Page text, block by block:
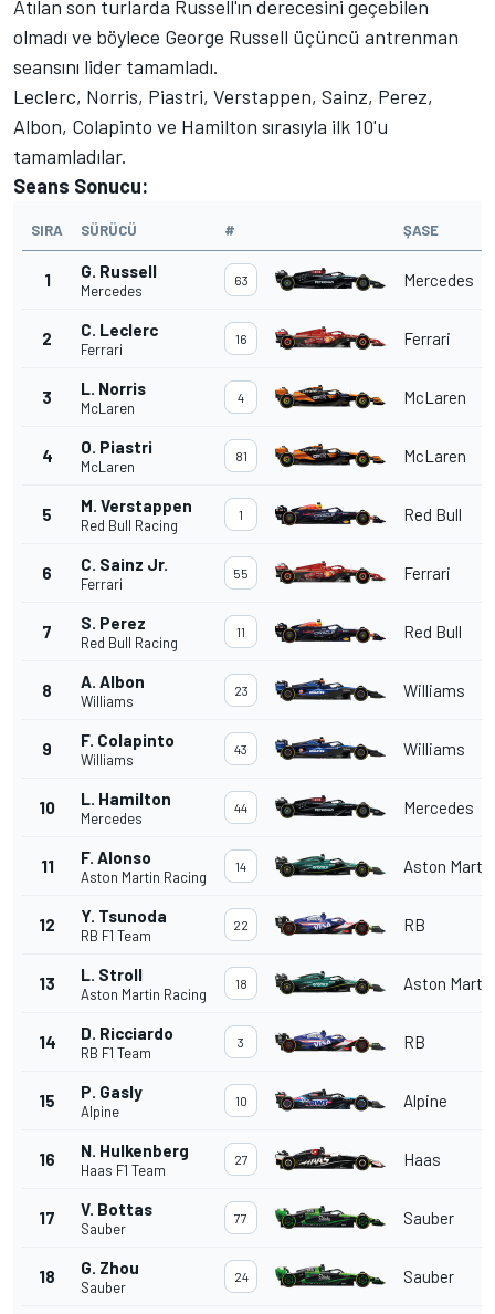
Atılan son turlarda Russell'ın derecesini geçebilen
olmadı ve böylece George Russell üçüncü antrenman
seansını lider tamamladı.
Leclerc, Norris, Piastri, Verstappen, Sainz, Perez,
Albon, Colapinto ve Hamilton sırasıyla ilk 10'u
tamamladılar.
Seans Sonucu:
SIRA SÜRÜCÜ # ŞASE
1 G. Russell
Mercedes
63 Mercedes
2 C. Leclerc
Ferrari
16 Ferrari
3 L. Norris
McLaren
4 McLaren
4 O. Piastri
McLaren
81 McLaren
5 M. Verstappen
Red Bull Racing
1 Red Bull
6 C. Sainz Jr.
Ferrari
55 Ferrari
7 S. Perez
Red Bull Racing
11 Red Bull
8 A. Albon
Williams
23 Williams
9 F. Colapinto
Williams
43 Williams
10 L. Hamilton
Mercedes
44 Mercedes
11 F. Alonso
Aston Martin Racing
14 Aston Martin
12 Y. Tsunoda
RB F1 Team
22 RB
13 L. Stroll
Aston Martin Racing
18 Aston Martin
14 D. Ricciardo
RB F1 Team
3 RB
15 P. Gasly
Alpine
10 Alpine
16 N. Hulkenberg
Haas F1 Team
27 Haas
17 V. Bottas
Sauber
77 Sauber
18 G. Zhou
Sauber
24 Sauber